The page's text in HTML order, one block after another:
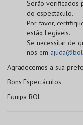
Serão verificados
do espectáculo.
Por favor,
estão Legíveis.
Se necessitar de
nos em
Agradecemos a sua
Bons Espectáculos!
Equipa BOL